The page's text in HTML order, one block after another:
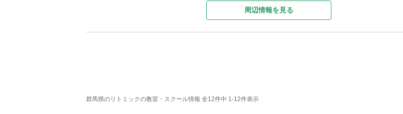
周辺情報を見る
群馬県のリトミックの教室・スクール情報 全12件中 1-12件表示